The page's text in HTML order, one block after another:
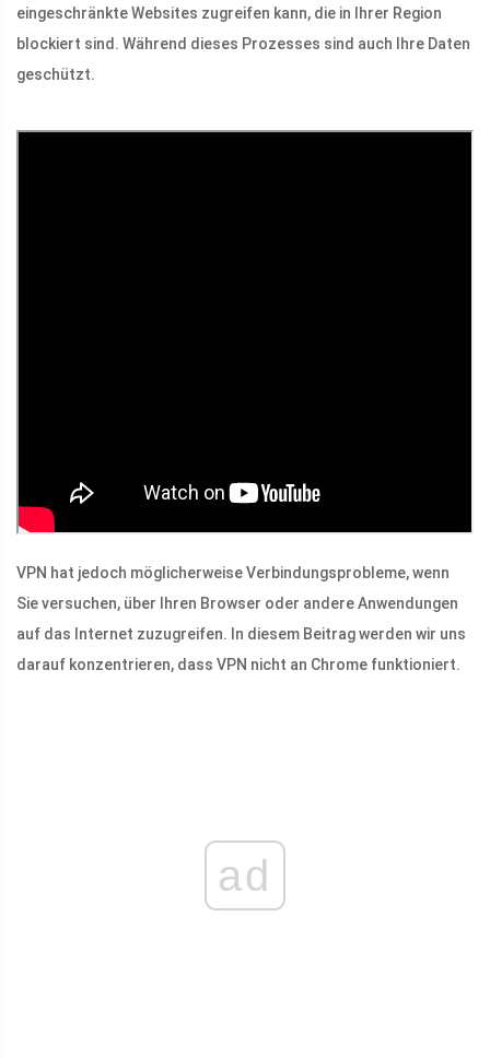
eingeschränkte Websites zugreifen kann, die in Ihrer Region
blockiert sind. Während dieses Prozesses sind auch Ihre Daten
geschützt.
VPN hat jedoch möglicherweise Verbindungsprobleme, wenn
Sie versuchen, über Ihren Browser oder andere Anwendungen
auf das Internet zuzugreifen. In diesem Beitrag werden wir uns
darauf konzentrieren, dass VPN nicht an Chrome funktioniert.
ad